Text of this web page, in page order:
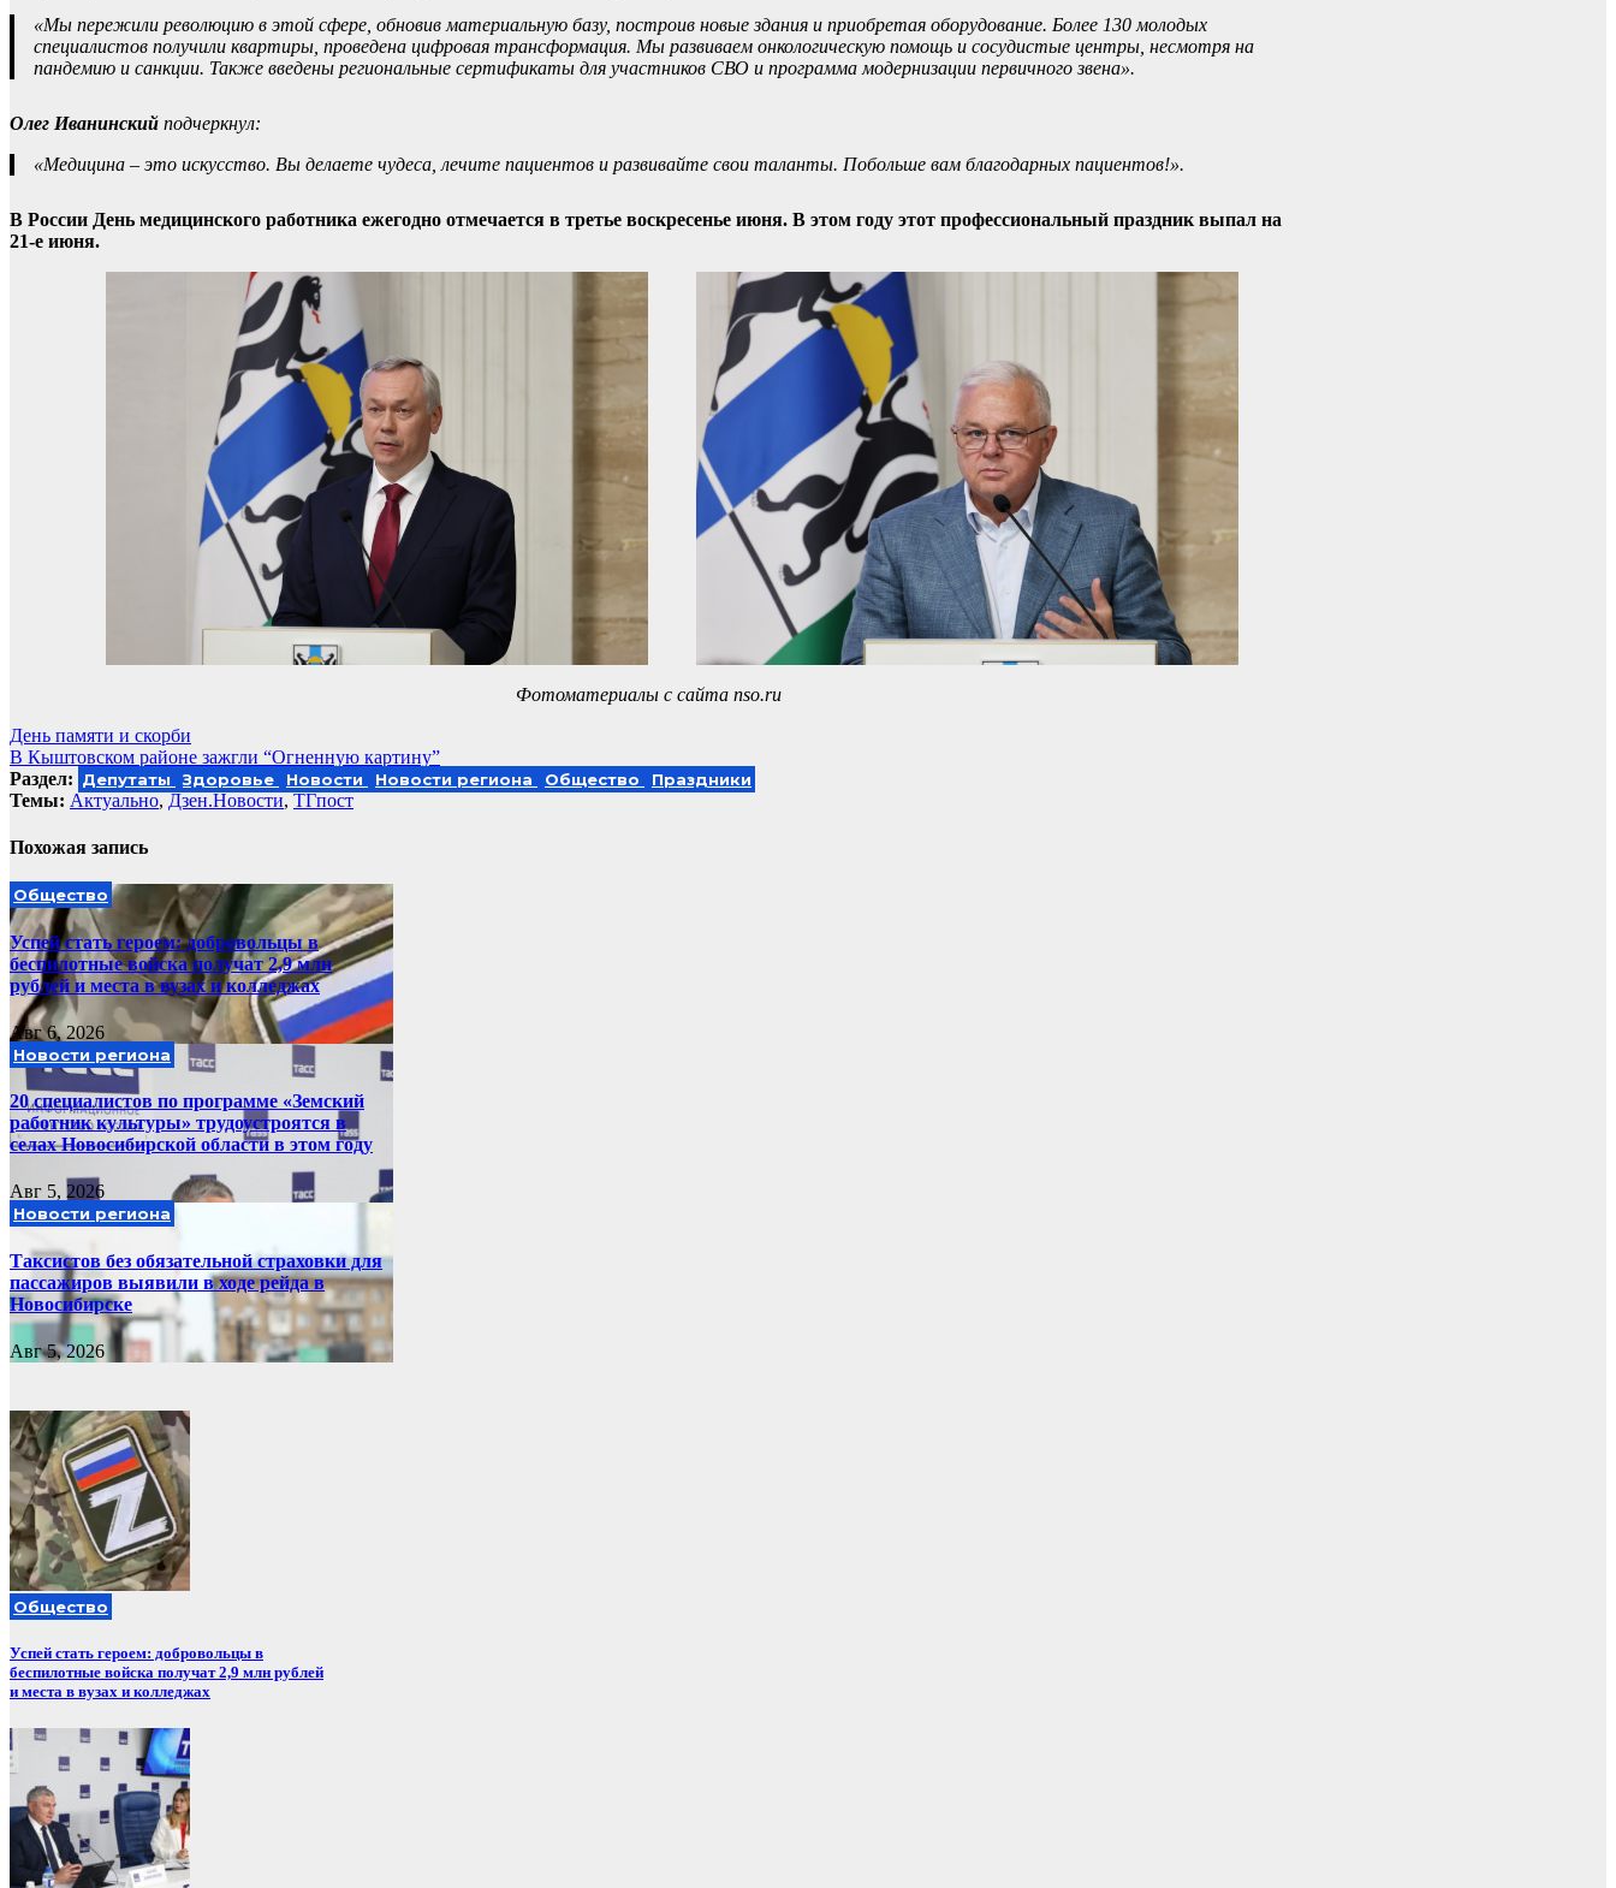
«Мы пережили революцию в этой сфере, обновив материальную базу, построив новые здания и приобретая оборудование. Более 130 молодых
специалистов получили квартиры, проведена цифровая трансформация. Мы развиваем онкологическую помощь и сосудистые центры, несмотря на
пандемию и санкции. Также введены региональные сертификаты для участников СВО и программа модернизации первичного звена».
Олег Иванинский подчеркнул:
«Медицина – это искусство. Вы делаете чудеса, лечите пациентов и развивайте свои таланты. Побольше вам благодарных пациентов!».
В России День медицинского работника ежегодно отмечается в третье воскресенье июня. В этом году этот профессиональный праздник выпал на
21-е июня.
Фотоматериалы с сайта nso.ru
Навигация
по
записям
День памяти и скорби
В Кыштовском районе зажгли “Огненную картину”
Раздел: Депутаты Здоровье Новости Новости региона Общество Праздники
Темы: Актуально, Дзен.Новости, ТГпост
Похожая запись
Общество
Успей стать героем: добровольцы в
беспилотные войска получат 2,9 млн
рублей и места в вузах и колледжах
Авг 6, 2026
Новости региона
20 специалистов по программе «Земский
работник культуры» трудоустроятся в
селах Новосибирской области в этом году
Авг 5, 2026
Новости региона
Таксистов без обязательной страховки для
пассажиров выявили в ходе рейда в
Новосибирске
Авг 5, 2026
Общество
Успей стать героем: добровольцы в
беспилотные войска получат 2,9 млн рублей
и места в вузах и колледжах